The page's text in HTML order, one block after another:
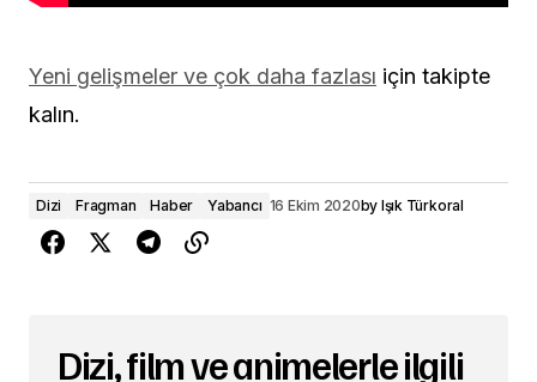
Yeni gelişmeler ve çok daha fazlası için takipte
kalın.
Dizi Fragman Haber Yabancı 16 Ekim 2020by Işık Türkoral
Dizi, film ve animelerle ilgili